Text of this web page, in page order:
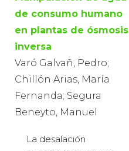
de consumo humano
en plantas de ósmosis
inversa
Varó Galvañ, Pedro;
Chillón Arias, María
Fernanda; Segura
Beneyto, Manuel
La desalación